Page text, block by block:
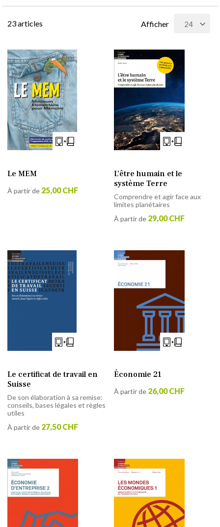
23articles Afficher
Le MEM
À partir de 25,00 CHF
L’être humain et le
système Terre
Comprendre et agir face aux
limites planétaires
À partir de 29,00 CHF
Le certificat de travail en
Suisse
De son élaboration à sa remise:
conseils, bases légales et règles
utiles
À partir de 27,50 CHF
Économie 21
À partir de 26,00 CHF